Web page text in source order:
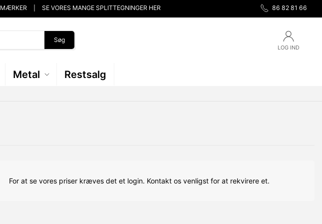
MÆRKER SE VORES MANGE SPLITTEGNINGER HER 86 82 81 66
Søg
LOG IND
Metal Restsalg
For at se vores priser kræves det et login. Kontakt os venligst for at rekvirere et.